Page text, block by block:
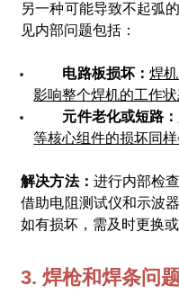
另一种可能导致不起弧
见内部问题包括：
电路板损坏：焊
影响整个焊机的工作状
元件老化或短路：
等核心组件的损坏同样
解决方法： 进行内部检
借助电阻测试仪和示波
如有损坏，需及时更换或
3. 焊枪和焊条问题